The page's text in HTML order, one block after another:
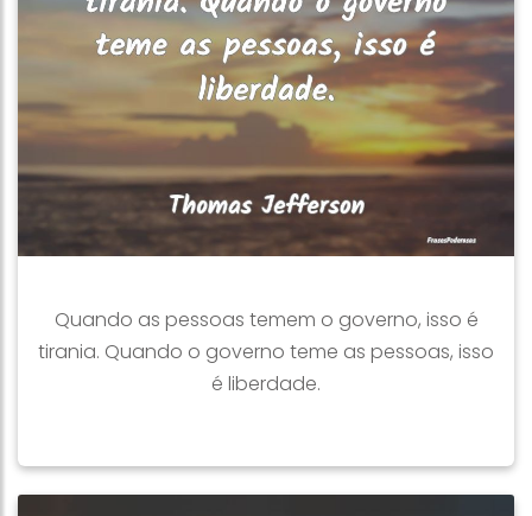
Quando as pessoas temem o governo, isso é
tirania. Quando o governo teme as pessoas, isso
é liberdade.